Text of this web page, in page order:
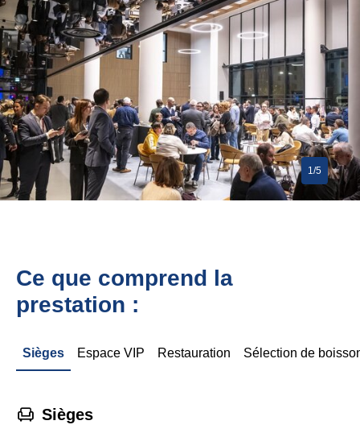
1/5
Ce que comprend la
prestation :
Sièges Espace VIP Restauration Sélection de
􁐴 Sièges